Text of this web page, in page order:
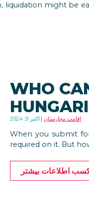
liquidation might be
WHO
اکتبر 9, 2024 اقامت مجارستان
When you submit
required on it. But
اطلاعات بیشتر